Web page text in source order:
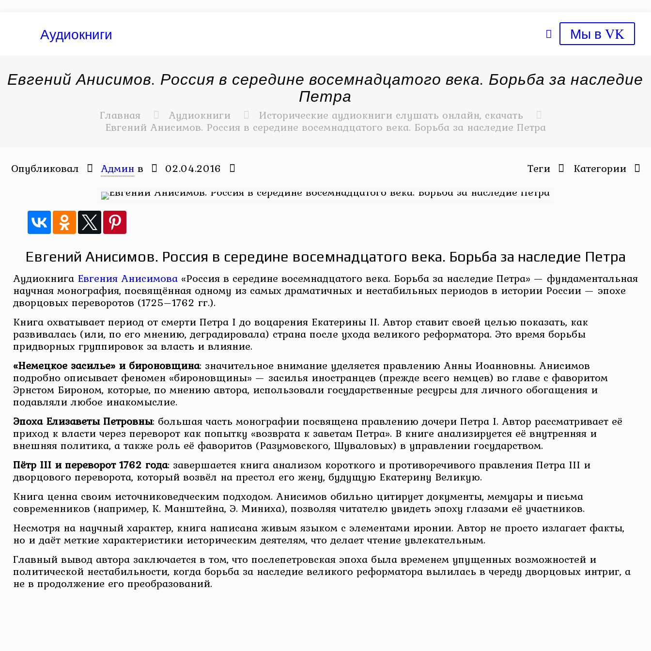
Аудиокниги Мы в VK
Евгений Анисимов. Россия в середине восемнадцатого века. Борьба за наследие
Петра
Главная Аудиокниги Исторические аудиокниги слушать онлайн, скачать
Евгений Анисимов. Россия в середине восемнадцатого века. Борьба за наследие Петра
Опубликовал Админ в 02.04.2016 Категории
Теги
Евгений Анисимов. Россия в середине восемнадцатого века. Борьба за наследие Петра
Аудиокнига Евгения Анисимова«Россия в середине восемнадцатого века. Борьба за наследие Петра» — фундаментальная
научная монография, посвящённая одному из самых драматичных и нестабильных периодов в истории России — эпохе
дворцовых переворотов (1725–1762 гг.).
Книга охватывает период от смерти Петра I до воцарения Екатерины II. Автор ставит своей целью показать, как
развивалась (или, по его мнению, деградировала) страна после ухода великого реформатора. Это время борьбы
придворных группировок за власть и влияние.
«Немецкое засилье» и бироновщина: значительное внимание уделяется правлению Анны Иоанновны. Анисимов
подробно описывает феномен «бироновщины» — засилья иностранцев (прежде всего немцев) во главе с фаворитом
Эрнстом Бироном, которые, по мнению автора, использовали государственные ресурсы для личного обогащения и
подавляли любое инакомыслие.
Эпоха Елизаветы Петровны: большая часть монографии посвящена правлению дочери Петра I. Автор рассматривает её
приход к власти через переворот как попытку «возврата к заветам Петра». В книге анализируется её внутренняя и
внешняя политика, а также роль её фаворитов (Разумовского, Шуваловых) в управлении государством.
Пётр III и переворот 1762 года: завершается книга анализом короткого и противоречивого правления Петра III и
дворцового переворота, который возвёл на престол его жену, будущую Екатерину Великую.
Книга ценна своим источниковедческим подходом. Анисимов обильно цитирует документы, мемуары и письма
современников (например, К. Манштейна, Э. Миниха), позволяя читателю увидеть эпоху глазами её участников.
Несмотря на научный характер, книга написана живым языком с элементами иронии. Автор не просто излагает факты,
но и даёт меткие характеристики историческим деятелям, что делает чтение увлекательным.
Главный вывод автора заключается в том, что послепетровская эпоха была временем упущенных возможностей и
политической нестабильности, когда борьба за наследие великого реформатора вылилась в череду дворцовых интриг, а
не в продолжение его преобразований.